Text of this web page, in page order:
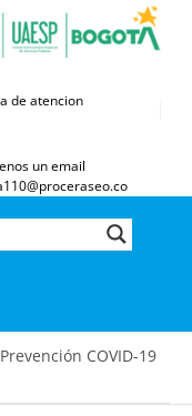
de atencion
un email
COVID-19